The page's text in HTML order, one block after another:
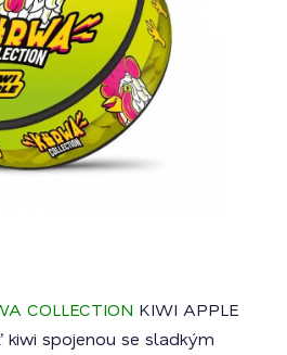
COLLECTION KIWI APPLE
spojenou se sladkým